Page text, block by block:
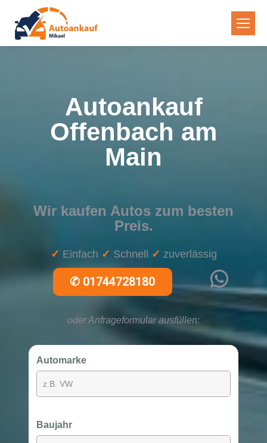
Autoankauf
Offenbach am
Main
Wir kaufen Autos zum besten
Preis.
✓ Einfach ✓ Schnell ✓ zuverlässig
✆ 01744728180 WhatsApp
oder Anfrageformular ausfüllen:
Automarke
Baujahr